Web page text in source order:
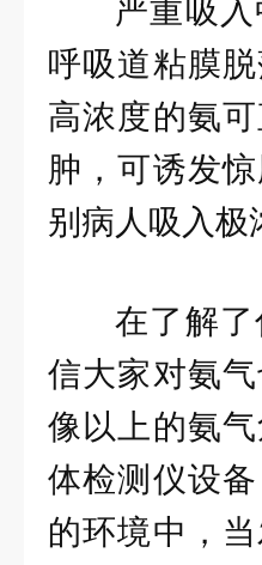
严重吸
呼吸道粘膜
高浓度的氨
肿，可诱发
别病人吸入极
在了解
信大家对氨
像以上的氨
体检测仪设
的环境中，